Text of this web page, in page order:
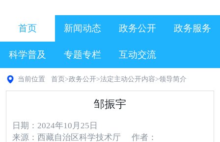
首页 新闻动态 政务公开 政务服务
科学普及 专题专栏 互动交流
当前位置 首页 >政务公开>法定主动公开内容>领导简介
邹振宇
日期：2024年10月25日
来源：西藏自治区科学技术厅
作者：